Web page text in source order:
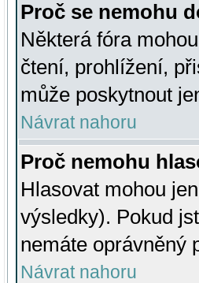
Proč se nemohu
Některá fóra
čtení, prohlížení,
může poskytnout
Návrat nahoru
Proč nemohu
Hlasovat mohou
výsledky). Pokud
nemáte oprávněný
Návrat nahoru